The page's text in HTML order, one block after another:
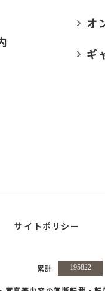
オ
ギ
サイトポリシー
累計